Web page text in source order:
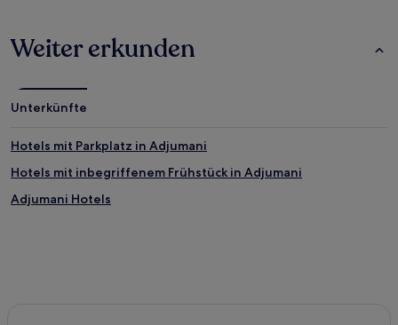
Weiter erkunden
Unterkünfte
Hotels mit Parkplatz in Adjumani
Hotels mit inbegriffenem Frühstück in Adjumani
Adjumani Hotels